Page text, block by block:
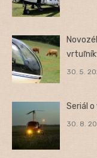
30. 5.
Seriál
30. 8.